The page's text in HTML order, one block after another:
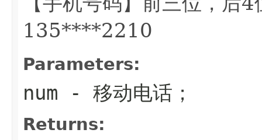
135****2210
Parameters:
num - 移动电话；
Returns: